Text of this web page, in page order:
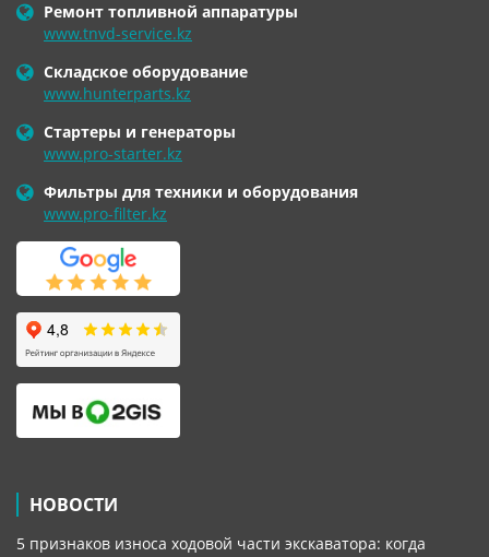
Ремонт топливной аппаратуры
www.tnvd-service.kz
Складское оборудование
www.hunterparts.kz
Стартеры и генераторы
www.pro-starter.kz
Фильтры для техники и оборудования
www.pro-filter.kz
НОВОСТИ
5 признаков износа ходовой части экскаватора: когда